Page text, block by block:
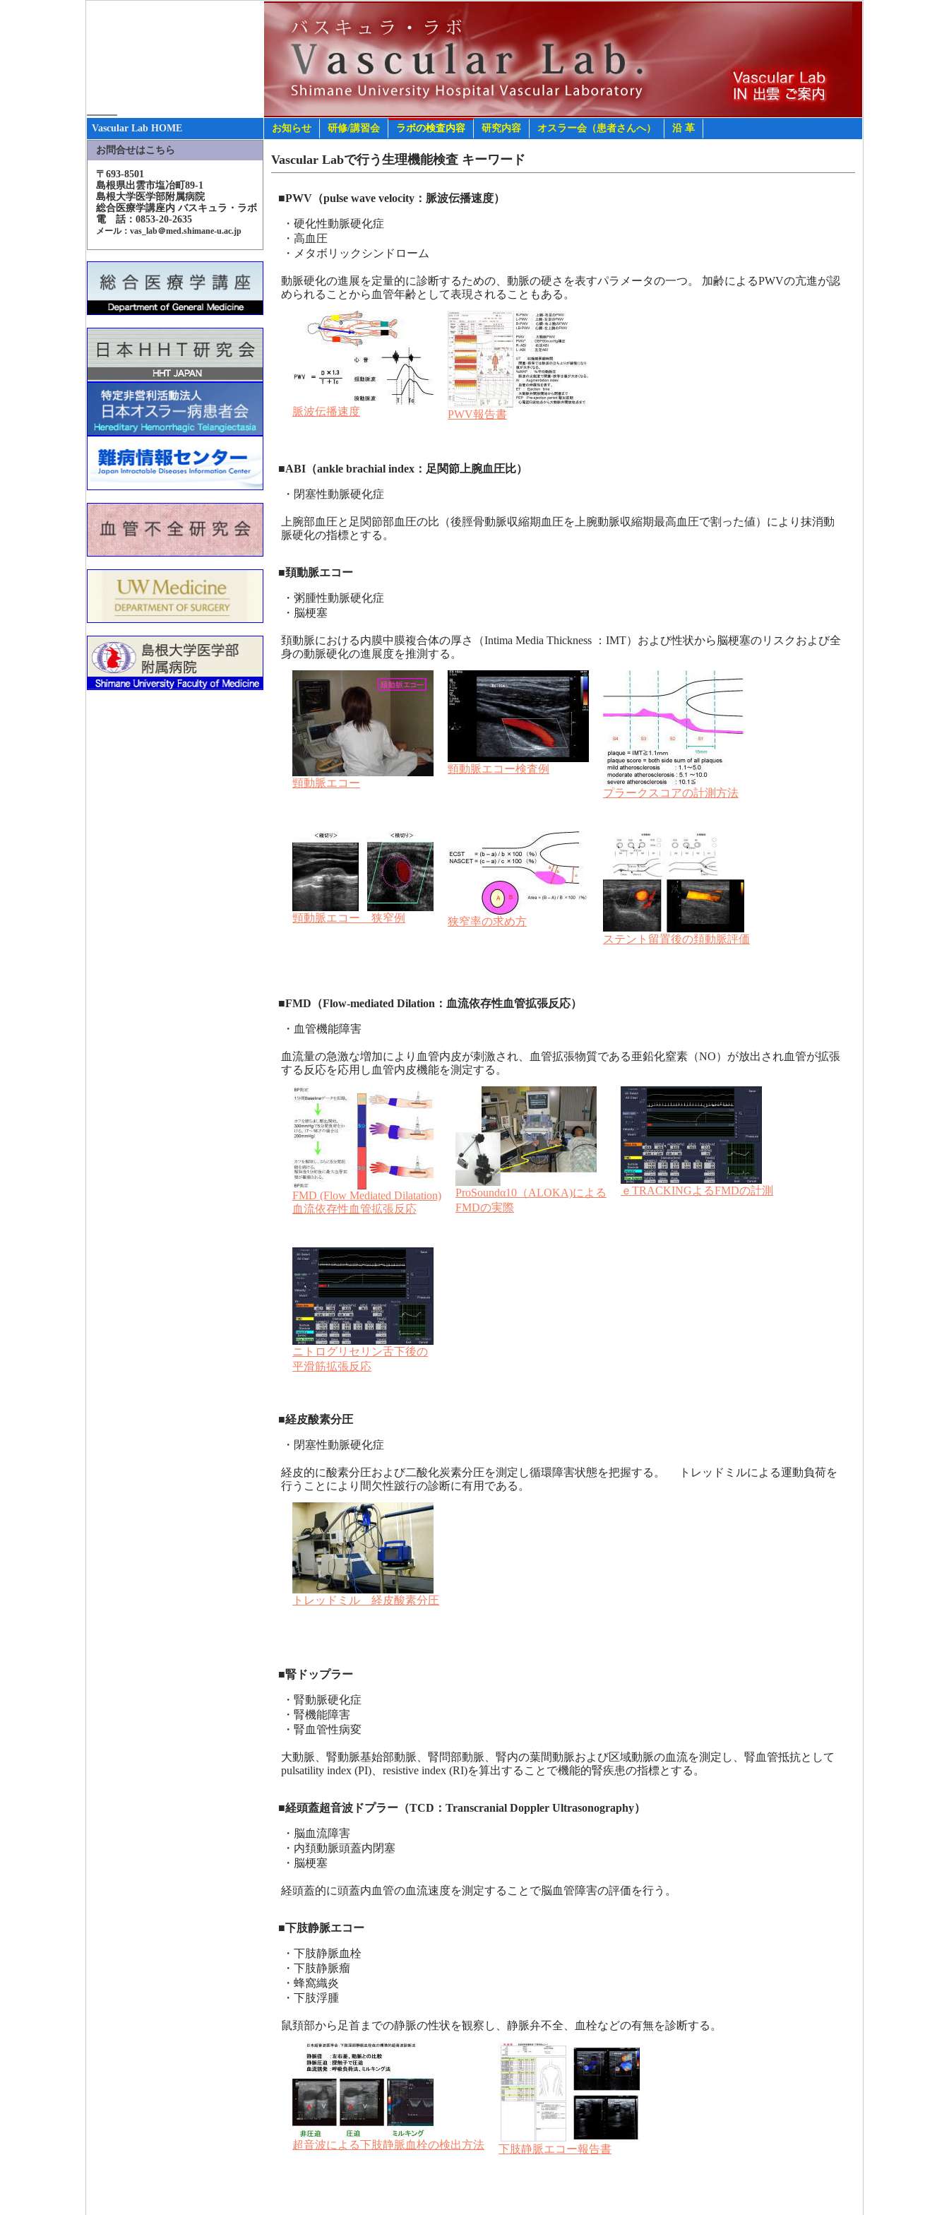
Vascular Lab HOME お知らせ 研修/講習会 ラボの検査内容 研究内容 オスラー会（患者さんへ） 沿 革
お問合せはこちら
〒693-8501
島根県出雲市塩冶町89-1
島根大学医学部附属病院
総合医療学講座内 バスキュラ・ラボ
電 話：0853-20-2635
メール：vas_lab＠med.shimane-u.ac.jp
Vascular Labで行う生理機能検査 キーワード
■PWV（pulse wave velocity：脈波伝播速度）
・硬化性動脈硬化症
・高血圧
・メタボリックシンドローム
動脈硬化の進展を定量的に診断するための、動脈の硬さを表すパラメータの一つ。 加齢によるPWVの亢進が認
められることから血管年齢として表現されることもある。
脈波伝播速度 PWV報告書
■ABI（ankle brachial index：足関節上腕血圧比）
・閉塞性動脈硬化症
上腕部血圧と足関節部血圧の比（後脛骨動脈収縮期血圧を上腕動脈収縮期最高血圧で割った値）により抹消動
脈硬化の指標とする。
■頚動脈エコー
・粥腫性動脈硬化症
・脳梗塞
頚動脈における内膜中膜複合体の厚さ（Intima Media Thickness ：IMT）および性状から脳梗塞のリスクおよび全
身の動脈硬化の進展度を推測する。
頸動脈エコー
頸動脈エコー検査例
プラークスコアの計測方法
頸動脈エコー 狭窄例
狭窄率の求め方
ステント留置後の頚動脈評価
■FMD（Flow-mediated Dilation：血流依存性血管拡張反応）
・血管機能障害
血流量の急激な増加により血管内皮が刺激され、血管拡張物質である亜鉛化窒素（NO）が放出され血管が拡張
する反応を応用し血管内皮機能を測定する。
FMD (Flow Mediated Dilatation)
血流依存性血管拡張反応
ProSoundα10（ALOKA)による
FMDの実際
ｅTRACKINGよるFMDの計測
ニトログリセリン舌下後の
平滑筋拡張反応
■経皮酸素分圧
・閉塞性動脈硬化症
経皮的に酸素分圧および二酸化炭素分圧を測定し循環障害状態を把握する。 トレッドミルによる運動負荷を
行うことにより間欠性跛行の診断に有用である。
トレッドミル 経皮酸素分圧
■腎ドップラー
・腎動脈硬化症
・腎機能障害
・腎血管性病変
大動脈、腎動脈基始部動脈、腎問部動脈、腎内の葉間動脈および区域動脈の血流を測定し、腎血管抵抗として
pulsatility index (PI)、resistive index (RI)を算出することで機能的腎疾患の指標とする。
■経頭蓋超音波ドプラー（TCD：Transcranial Doppler Ultrasonography）
・脳血流障害
・内頚動脈頭蓋内閉塞
・脳梗塞
経頭蓋的に頭蓋内血管の血流速度を測定することで脳血管障害の評価を行う。
■下肢静脈エコー
・下肢静脈血栓
・下肢静脈瘤
・蜂窩織炎
・下肢浮腫
鼠頚部から足首までの静脈の性状を観察し、静脈弁不全、血栓などの有無を診断する。
超音波による下肢静脈血栓の検出方法 下肢静脈エコー報告書